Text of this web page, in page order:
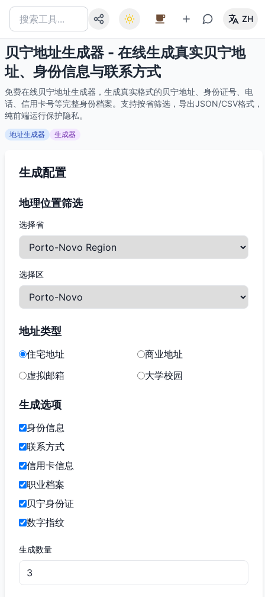
ZH
贝宁地址生成器 - 在线生成真实贝宁地
址、身份信息与联系方式
免费在线贝宁地址生成器，生成真实格式的贝宁地址、身份证号、电
话、信用卡号等完整身份档案。支持按省筛选，导出JSON/CSV格式，
纯前端运行保护隐私。
地址生成器 生成器
生成配置
地理位置筛选
选择省
选择区
地址类型
住宅地址
商业地址
虚拟邮箱
大学校园
生成选项
身份信息
联系方式
信用卡信息
职业档案
贝宁身份证
数字指纹
生成数量